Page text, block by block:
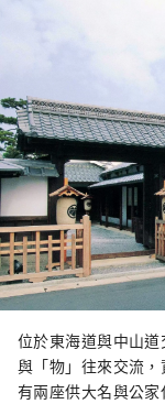
位於東海道與中山道
與「物」往來交流
有兩座供大名與公